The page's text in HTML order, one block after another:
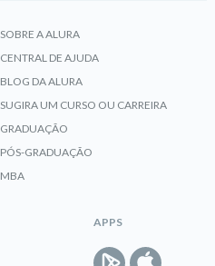
SOBRE A ALURA
CENTRAL DE AJUDA
BLOG DA ALURA
SUGIRA UM CURSO OU CARREIRA
GRADUAÇÃO
PÓS-GRADUAÇÃO
MBA
APPS